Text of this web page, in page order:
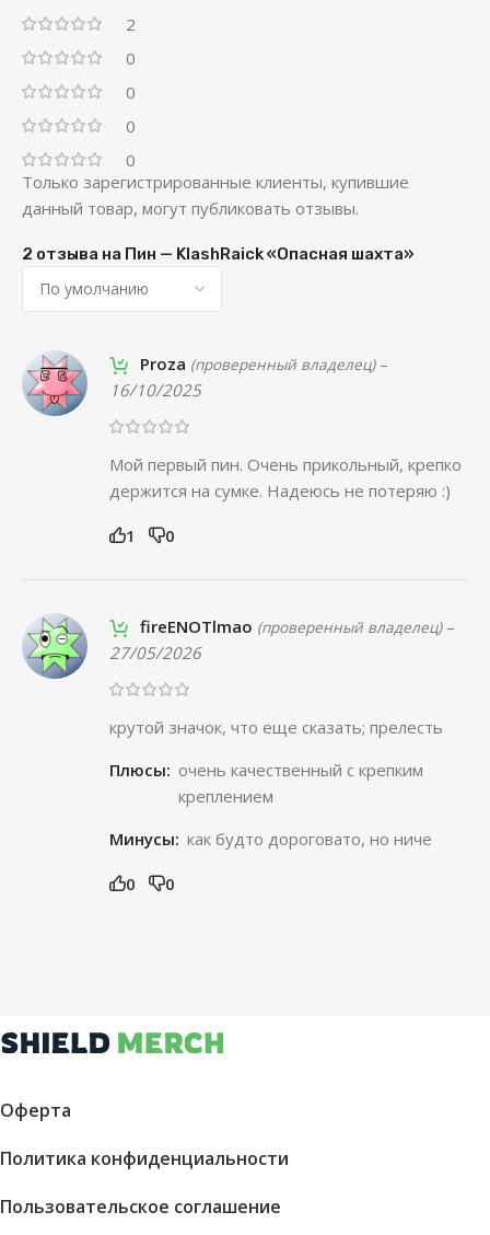
2
0
0
0
0
2 отзыва на Пин — KlashRaick «Опасная шахта»
Proza (проверенный владелец) –
16/10/2025
Мой первый пин. Очень прикольный, крепко
держится на сумке. Надеюсь не потеряю :)
1 0
fireENOTlmao (проверенный владелец) –
27/05/2026
крутой значок, что еще сказать; прелесть
Плюсы: очень качественный с крепким
креплением
Минусы: как будто дороговато, но ниче
0 0
Только зарегистрированные клиенты, купившие
данный товар, могут публиковать отзывы.
Оферта
Политика конфиденциальности
Пользовательское соглашение